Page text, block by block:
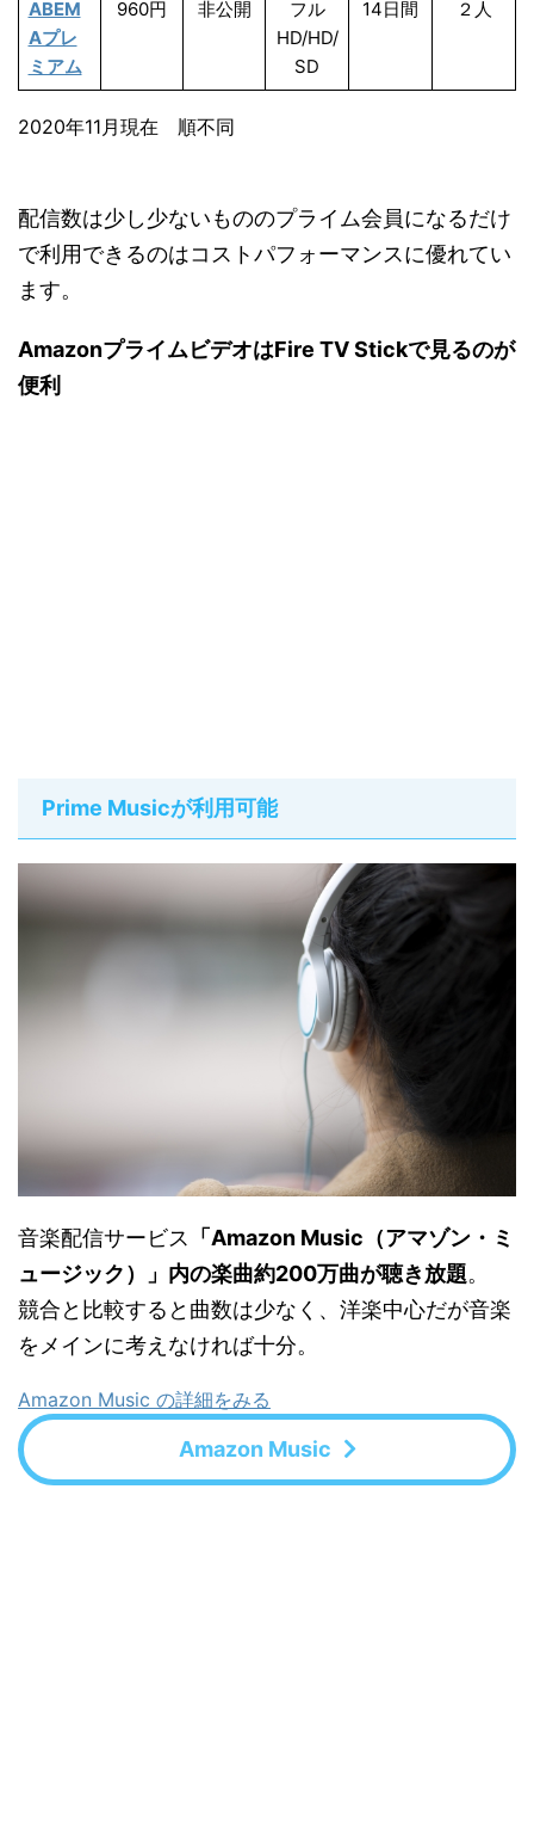
ABEM
Aプレ
ミアム
960円 非公開
フル
HD/HD/
SD
14日間 ２人
2020年11月現在 順不同
配信数は少し少ないもののプライム会員になるだけ
で利用できるのはコストパフォーマンスに優れてい
ます。
AmazonプライムビデオはFire TV Stickで見るのが
便利
Prime Musicが利用可能
音楽配信サービス 「Amazon Music（アマゾン・ミ
ュージック）」内の楽曲約200万曲が聴き放題。
競合と比較すると曲数は少なく、洋楽中心だが音楽
をメインに考えなければ十分。
Amazon Music の詳細をみる
Amazon Music